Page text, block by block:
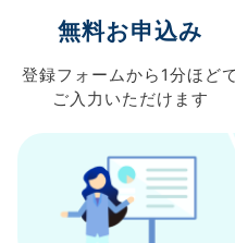
無料お申込み
登録フォームから 1分ほど
ご入力 いただけます